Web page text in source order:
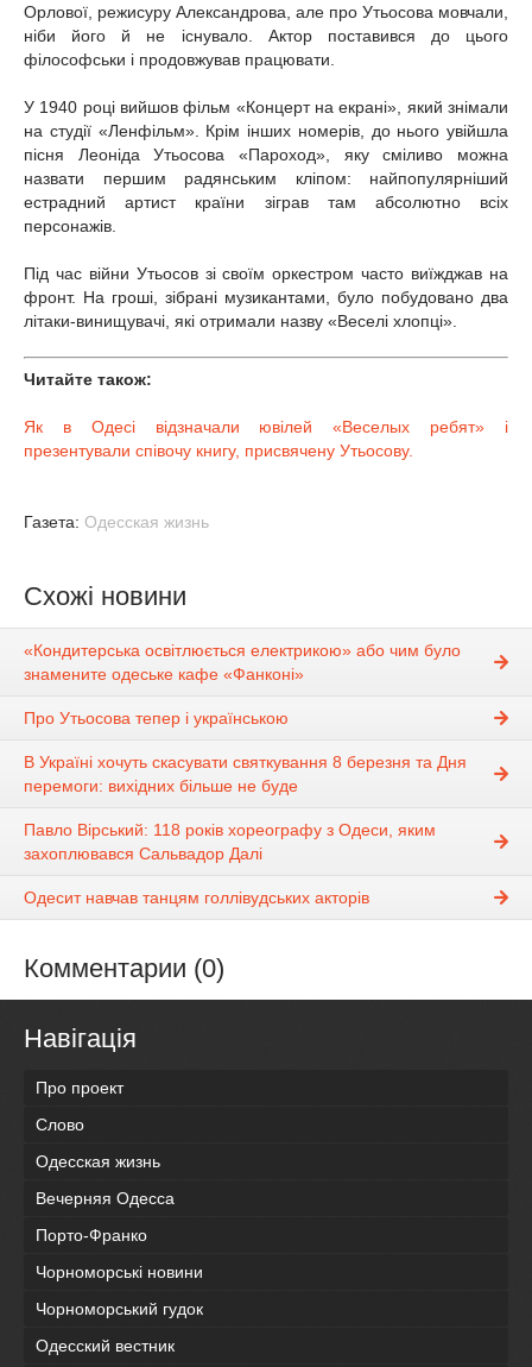
Орлової, режисуру Александрова, але про Утьосова мовчали,
ніби його й не існувало. Актор поставився до цього
філософськи і продовжував працювати.
У 1940 році вийшов фільм «Концерт на екрані», який знімали
на студії «Ленфільм». Крім інших номерів, до нього увійшла
пісня Леоніда Утьосова «Пароход», яку сміливо можна
назвати першим радянським кліпом: найпопулярніший
естрадний артист країни зіграв там абсолютно всіх
персонажів.
Під час війни Утьосов зі своїм оркестром часто виїжджав на
фронт. На гроші, зібрані музикантами, було побудовано два
літаки-винищувачі, які отримали назву «Веселі хлопці».
Читайте також:
Як в Одесі відзначали ювілей «Веселых ребят» і
презентували співочу книгу, присвячену Утьосову.
Газета: Одесская жизнь
Схожі новини
«Кондитерська освітлюється електрикою» або чим було
знамените одеське кафе «Фанконі»
Про Утьосова тепер і українською
В Україні хочуть скасувати святкування 8 березня та Дня
перемоги: вихідних більше не буде
Павло Вірський: 118 років хореографу з Одеси, яким
захоплювався Сальвадор Далі
Одесит навчав танцям голлівудських акторів
Комментарии (0)
Навігація
Про проект
Слово
Одесская жизнь
Вечерняя Одесса
Порто-Франко
Чорноморські новини
Чорноморський гудок
Одесский вестник